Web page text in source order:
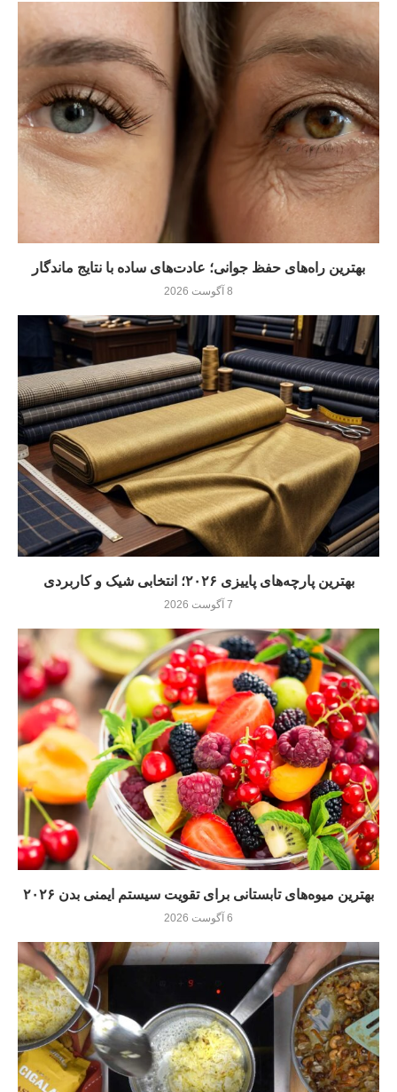
بهترین راه‌های حفظ جوانی؛ عادت‌های ساده با نتایج ماندگار
8 آگوست 2026
بهترین پارچه‌های پاییزی ۲۰۲۶؛ انتخابی شیک و کاربردی
7 آگوست 2026
بهترین میوه‌های تابستانی برای تقویت سیستم ایمنی بدن ۲۰۲۶
6 آگوست 2026